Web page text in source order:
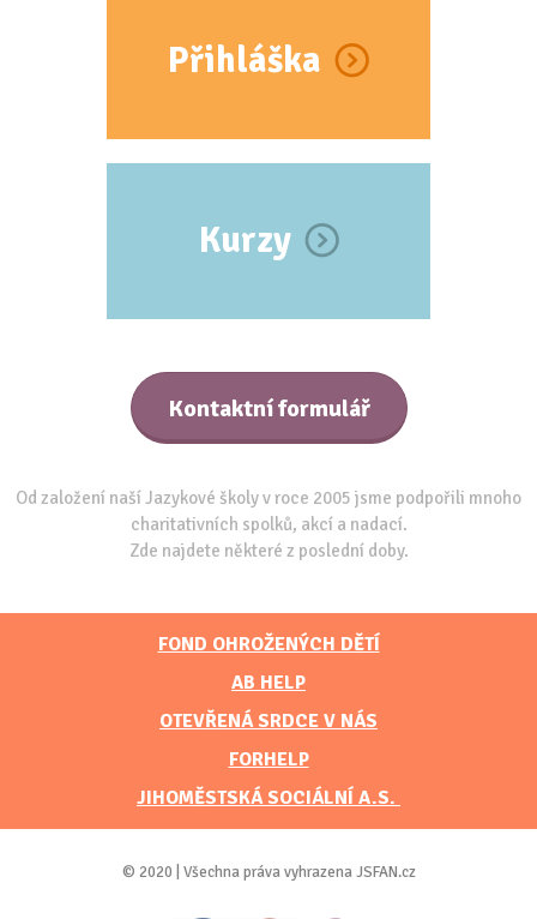
Přihláška
Kurzy
Kontaktní formulář
Od založení naší Jazykové školy v roce 2005 jsme podpořili mnoho
charitativních spolků, akcí a nadací.
Zde najdete některé z poslední doby.
FOND OHROŽENÝCH DĚTÍ
AB HELP
OTEVŘENÁ SRDCE V NÁS
FORHELP
JIHOMĚSTSKÁ SOCIÁLNÍ A.S.
© 2020 | Všechna práva vyhrazena JSFAN.cz